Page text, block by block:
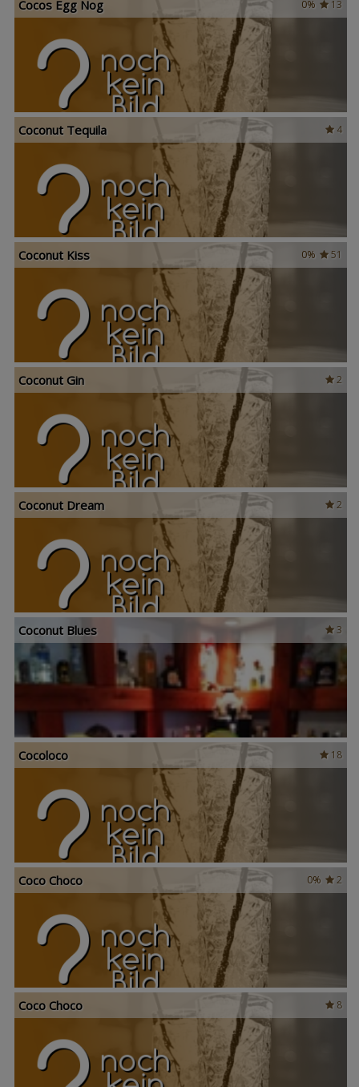
13
0%
Cocos Egg Nog
4
Coconut Tequila
51
0%
Coconut Kiss
2
Coconut Gin
2
Coconut Dream
3
Coconut Blues
18
Cocoloco
2
0%
Coco Choco
8
Coco Choco